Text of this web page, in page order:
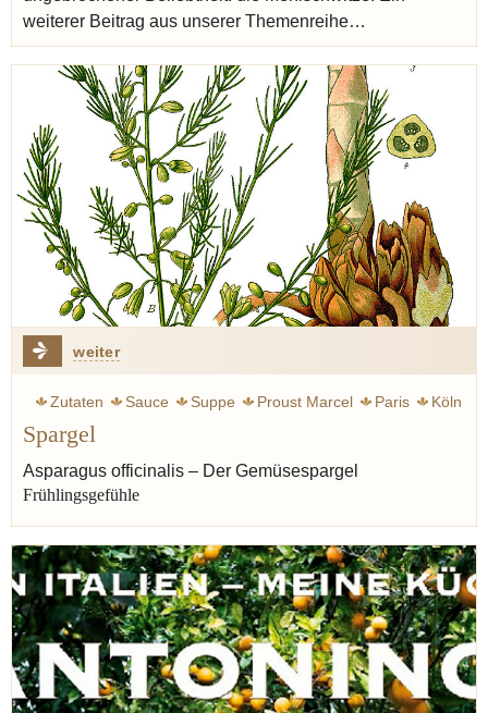
weiterer Beitrag aus unserer Themenreihe…
weiter
Zutaten Sauce Suppe Proust Marcel Paris
Köln
Jakobsmuschel
Spargel
Asparagus officinalis – Der Gemüsespargel
Frühlingsgefühle